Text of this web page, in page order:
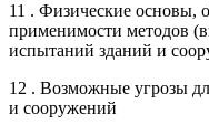
11 . Физические основы,
применимости методов
испытаний зданий и
12 . Возможные угрозы
и сооружений